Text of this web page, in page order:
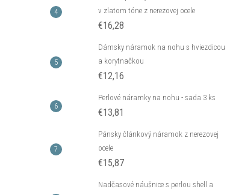
v zlatom tóne z nerezovej ocele
€16,28
Dámsky náramok na nohu s hviezdicou
a korytnačkou
€12,16
Perlové náramky na nohu - sada 3 ks
€13,81
Pánsky článkový náramok z nerezovej
ocele
€15,87
Nadčasové náušnice s perlou shell a